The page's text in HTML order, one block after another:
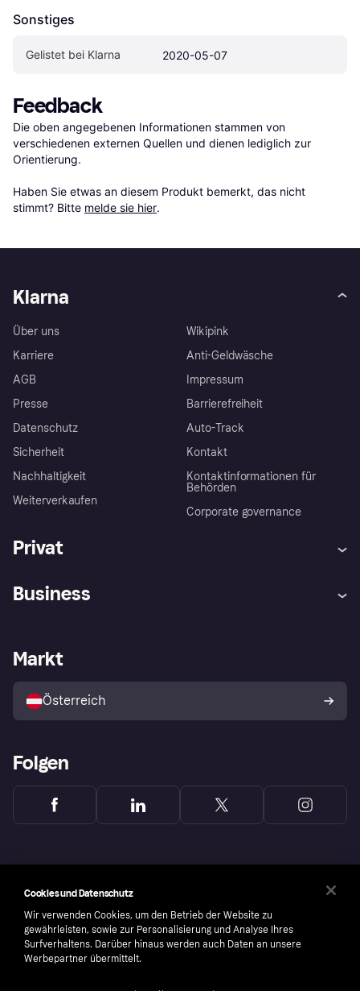
Sonstiges
Gelistet bei Klarna 2020-05-07
Feedback
Die oben angegebenen Informationen stammen von
verschiedenen externen Quellen und dienen lediglich zur
Orientierung.
Haben Sie etwas an diesem Produkt bemerkt, das nicht
stimmt? Bitte melde sie hier.
Klarna
Über uns
Karriere
AGB
Presse
Datenschutz
Sicherheit
Nachhaltigkeit
Weiterverkaufen
Wikipink
Anti-Geldwäsche
Impressum
Barrierefreiheit
Auto-Track
Kontakt
Kontaktinformationen für
Behörden
Corporate governance
Privat
Shops entdecken
Business
Händlerportal
Markt
Österreich
Folgen
Cookies und Datenschutz
Wir verwenden Cookies, um den Betrieb der Website zu
gewährleisten, sowie zur Personalisierung und Analyse Ihres
Surfverhaltens. Darüber hinaus werden auch Daten an unsere
Werbepartner übermittelt.